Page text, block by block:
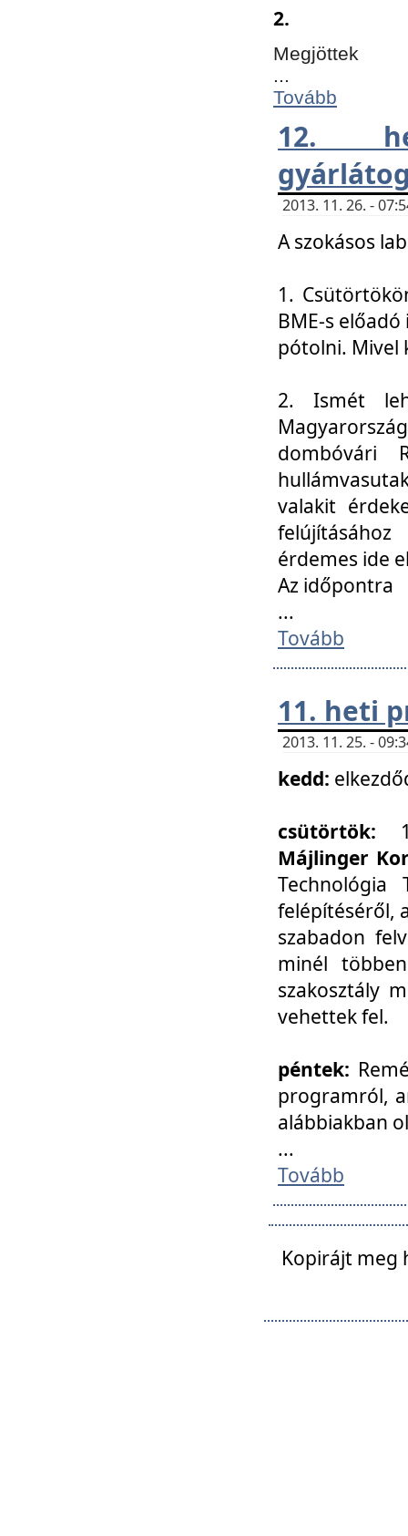
2.
Megjöttek
...
Tovább
12.
2013. 11. 26. -
A szokásos
1.
BME-s
pótolni. Mivel
2. Ismét
dombóvári
valakit
érdemes ide
Az időpontra
...
Tovább
11. heti
2013. 11. 25. -
kedd:
csütörtök:
Májlinger
Technológia
felépítéséről,
szabadon
minél
szakosztály
vehettek fel.
péntek:
programról,
alábbiakban
...
Tovább
Kopirájt meg